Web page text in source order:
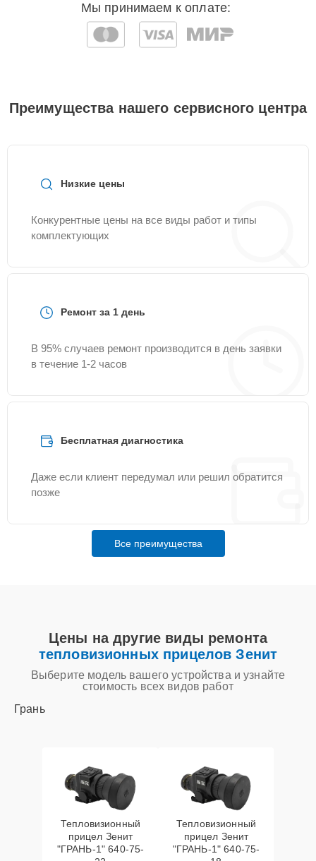
Мы принимаем к оплате:
Преимущества нашего сервисного центра
Низкие цены
Конкурентные цены на все виды работ и типы
комплектующих
Ремонт за 1 день
В 95% случаев ремонт производится в день заявки
в течение 1-2 часов
Бесплатная диагностика
Даже если клиент передумал или решил обратится
позже
Все преимущества
Цены на другие виды ремонта
тепловизионных прицелов Зенит
Выберите модель вашего устройства и узнайте
стоимость всех видов работ
Грань
Тепловизионный
прицел Зенит
"ГРАНЬ-1" 640-75-
Тепловизионный
прицел Зенит
"ГРАНЬ-1" 640-75-